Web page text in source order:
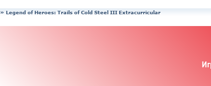
» Legend of Heroes: Trails of Cold Steel III Extracurricular